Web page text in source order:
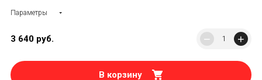
Параметры
3 640 руб. − +
В корзину